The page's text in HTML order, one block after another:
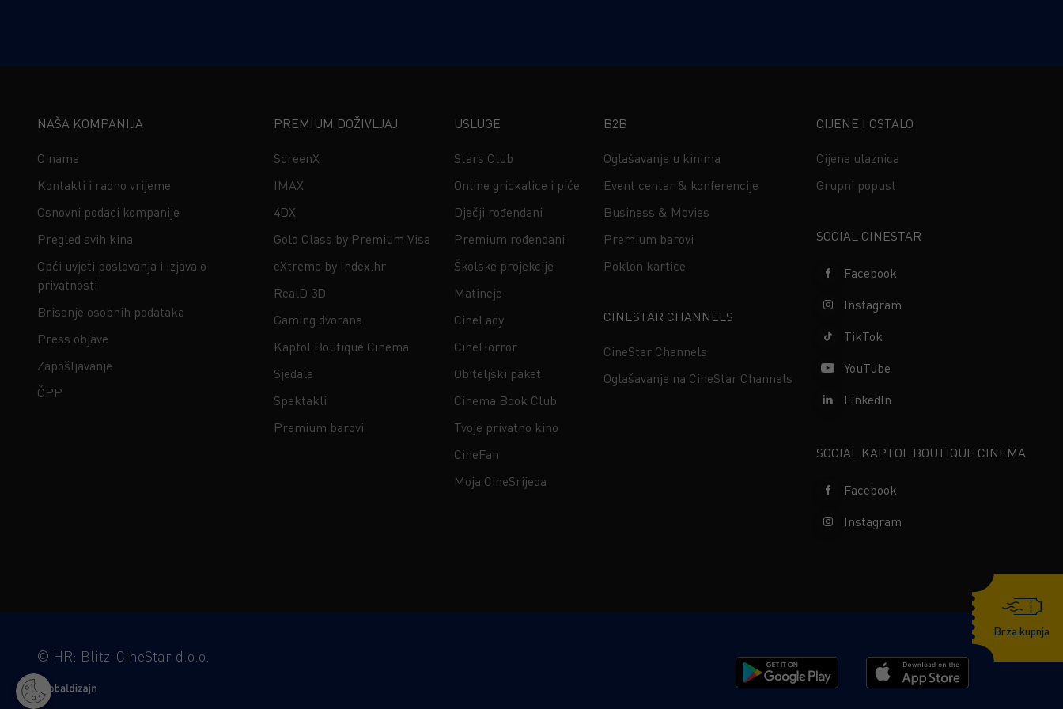
NAŠA KOMPANIJA
O nama
Kontakti i radno vrijeme
Osnovni podaci kompanije
Pregled svih kina
Opći uvjeti poslovanja i Izjava o
privatnosti
Brisanje osobnih podataka
Press objave
Zapošljavanje
ČPP
PREMIUM DOŽIVLJAJ
ScreenX
IMAX
4DX
Gold Class by Premium Visa
eXtreme by Index.hr
RealD 3D
Gaming dvorana
Kaptol Boutique Cinema
Sjedala
Spektakli
Premium barovi
USLUGE
Stars Club
Online grickalice i piće
Dječji rođendani
Premium rođendani
Školske projekcije
Matineje
CineLady
CineHorror
Obiteljski paket
Cinema Book Club
Tvoje privatno kino
CineFan
Moja CineSrijeda
B2B
Oglašavanje u kinima
Event centar & konferencije
Business & Movies
Premium barovi
Poklon kartice
CINESTAR CHANNELS
CineStar Channels
Oglašavanje na CineStar Channels
CIJENE I OSTALO
Cijene ulaznica
Grupni popust
SOCIAL CINESTAR
Facebook
Instagram
TikTok
YouTube
LinkedIn
SOCIAL KAPTOL BOUTIQUE CINEMA
Facebook
Instagram
© HR: Blitz-CineStar d.o.o.
Brza kupnja